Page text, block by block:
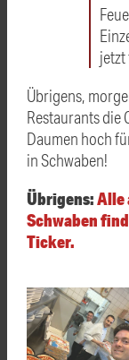
jetzt
Übrigens,
Restaurants die
Daumen hoch
in Schwaben!
Übrigens:Alle
Schwaben
Ticker.